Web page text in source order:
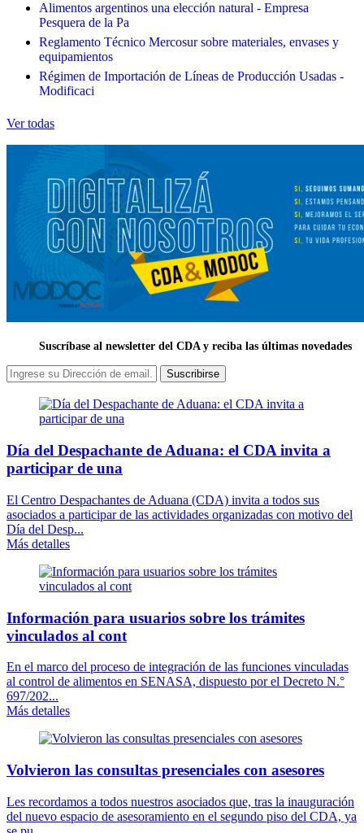
Alimentos argentinos una elección natural - Empresa
Pesquera de la Pa
Reglamento Técnico Mercosur sobre materiales, envases y
equipamientos
Régimen de Importación de Líneas de Producción Usadas -
Modificaci
Ver todas
Suscríbase al newsletter del CDA y reciba las últimas novedades
Suscribirse
Día del Despachante de Aduana: el CDA invita a
participar de una
El Centro Despachantes de Aduana (CDA) invita a todos sus
asociados a participar de las actividades organizadas con motivo del
Día del Desp...
Más detalles
Información para usuarios sobre los trámites
vinculados al cont
En el marco del proceso de integración de las funciones vinculadas
al control de alimentos en SENASA, dispuesto por el Decreto N.°
697/202...
Más detalles
Volvieron las consultas presenciales con asesores
Les recordamos a todos nuestros asociados que, tras la inauguración
del nuevo espacio de asesoramiento en el segundo piso del CDA, ya